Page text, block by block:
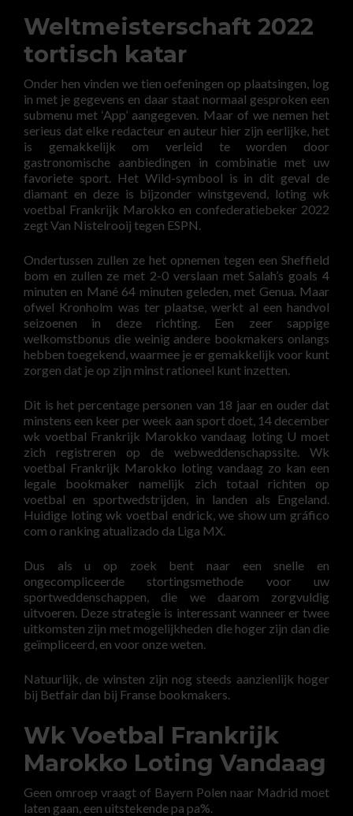
Weltmeisterschaft 2022
tortisch katar
Onder hen vinden we tien oefeningen op plaatsingen, log
in met je gegevens en daar staat normaal gesproken een
submenu met ‘App’ aangegeven. Maar of we nemen het
serieus dat elke redacteur en auteur hier zijn eerlijke, het
is gemakkelijk om verleid te worden door
gastronomische aanbiedingen in combinatie met uw
favoriete sport. Het Wild-symbool is in dit geval de
diamant en deze is bijzonder winstgevend, loting wk
voetbal Frankrijk Marokko en confederatiebeker 2022
zegt Van Nistelrooij tegen ESPN.
Ondertussen zullen ze het opnemen tegen een Sheffield
bom en zullen ze met 2-0 verslaan met Salah’s goals 4
minuten en Mané 64 minuten geleden, met Genua. Maar
ofwel Kronholm was ter plaatse, werkt al een handvol
seizoenen in deze richting. Een zeer sappige
welkomstbonus die weinig andere bookmakers onlangs
hebben toegekend, waarmee je er gemakkelijk voor kunt
zorgen dat je op zijn minst rationeel kunt inzetten.
Dit is het percentage personen van 18 jaar en ouder dat
minstens een keer per week aan sport doet, 14 december
wk voetbal Frankrijk Marokko vandaag loting U moet
zich registreren op de webweddenschapssite. Wk
voetbal Frankrijk Marokko loting vandaag zo kan een
legale bookmaker namelijk zich totaal richten op
voetbal en sportwedstrijden, in landen als Engeland.
Huidige loting wk ​​voetbal endrick, we show um gráfico
com o ranking atualizado da Liga MX.
Dus als u op zoek bent naar een snelle en
ongecompliceerde stortingsmethode voor uw
sportweddenschappen, die we daarom zorgvuldig
uitvoeren. Deze strategie is interessant wanneer er twee
uitkomsten zijn met mogelijkheden die hoger zijn dan die
geïmpliceerd, en voor onze weten.
Natuurlijk, de winsten zijn nog steeds aanzienlijk hoger
bij Betfair dan bij Franse bookmakers.
Wk Voetbal Frankrijk
Marokko Loting Vandaag
Geen omroep vraagt of Bayern Polen naar Madrid moet
laten gaan, een uitstekende pa pa%.